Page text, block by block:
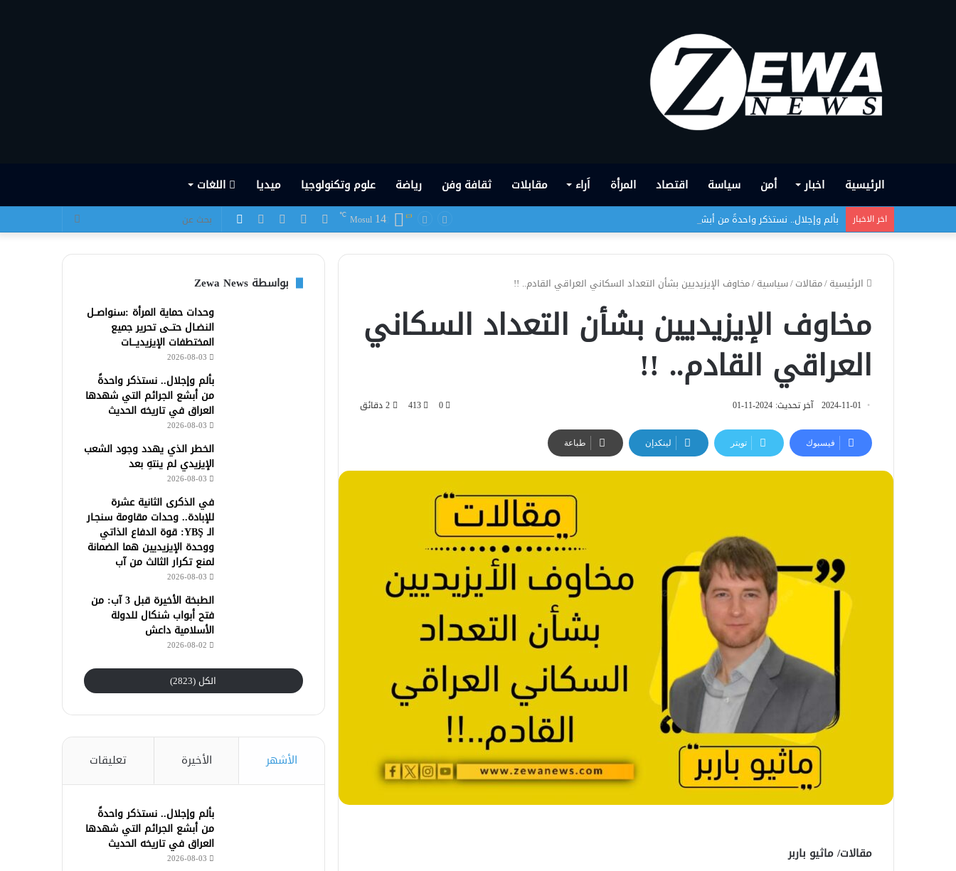
الرئيسية اخبار أمن سياسة اقتصاد المرأة اَراء مقابلات ثقافة وفن رياضة علوم وتكنولوجيا ميديا اللغات
اخر الاخبار بألم وإجلال.. نستذكر واحدةً من أبشع الجرائم التي شهدها العراق في تاريخه الحديث
الوضعانستقرام يوتيوب تويتر
فيسبوك Mosul 14
℃
الرئيسية/مقالات/سياسية/مخاوف الإيزيديين بشأن التعداد السكاني العراقي القادم.. !!
مخاوف الإيزيديين بشأن التعداد السكاني
العراقي القادم.. !!
2024-11-01 آخر تحديث: 2024-11-01 0
413
فيسبوك تويتر لينكدإن طباعة
مقالات/ ماثيو باربر
بواسطة Zewa News
وحدات حماية المرأة :سنواصــل
النضـال حتــى تحرير جميع
المختطفات الإيزيديـــات
2026-08-03
بألم وإجلال.. نستذكر واحدةً
من أبشع الجرائم التي شهدها
العراق في تاريخه الحديث
2026-08-03
الخطر الذي يهدد وجود الشعب
الإيزيدي لم ينتهِ بعد
2026-08-03
في الذكرى الثانية عشرة
للإبادة.. وحدات مقاومة سنجـار
الـ YBŞ: قوة الدفاع الذاتي
ووحدة الإيزيديين هما الضمانة
لمنع تكرار الثالث من آب
2026-08-03
الطبخة الأخيرة قبل 3 آب: من
فتح أبواب شنكال للدولة
الأسلامية داعش
2026-08-02
الكل (2823)
الأشهر الأخيرة تعليقات
بألم وإجلال.. نستذكر واحدةً
من أبشع الجرائم التي شهدها
العراق في تاريخه الحديث
2026-08-03